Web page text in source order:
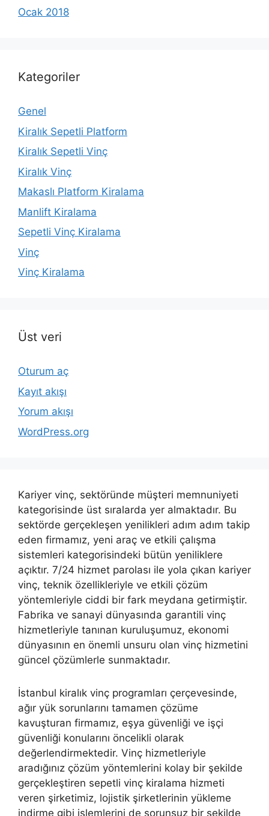
Ocak 2018
Kategoriler
Genel
Kiralık Sepetli Platform
Kiralık Sepetli Vinç
Kiralık Vinç
Makaslı Platform Kiralama
Manlift Kiralama
Sepetli Vinç Kiralama
Vinç
Vinç Kiralama
Üst veri
Oturum aç
Kayıt akışı
Yorum akışı
WordPress.org
Kariyer vinç, sektöründe müşteri memnuniyeti
kategorisinde üst sıralarda yer almaktadır. Bu
sektörde gerçekleşen yenilikleri adım adım takip
eden firmamız, yeni araç ve etkili çalışma
sistemleri kategorisindeki bütün yeniliklere
açıktır. 7/24 hizmet parolası ile yola çıkan kariyer
vinç, teknik özellikleriyle ve etkili çözüm
yöntemleriyle ciddi bir fark meydana getirmiştir.
Fabrika ve sanayi dünyasında garantili vinç
hizmetleriyle tanınan kuruluşumuz, ekonomi
dünyasının en önemli unsuru olan vinç hizmetini
güncel çözümlerle sunmaktadır.
İstanbul kiralık vinç programları çerçevesinde,
ağır yük sorunlarını tamamen çözüme
kavuşturan firmamız, eşya güvenliği ve işçi
güvenliği konularını öncelikli olarak
değerlendirmektedir. Vinç hizmetleriyle
aradığınız çözüm yöntemlerini kolay bir şekilde
gerçekleştiren sepetli vinç kiralama hizmeti
veren şirketimiz, lojistik şirketlerinin yükleme
indirme gibi işlemlerini de sorunsuz bir şekilde